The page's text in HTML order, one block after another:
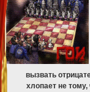
вызвать
хлопает не